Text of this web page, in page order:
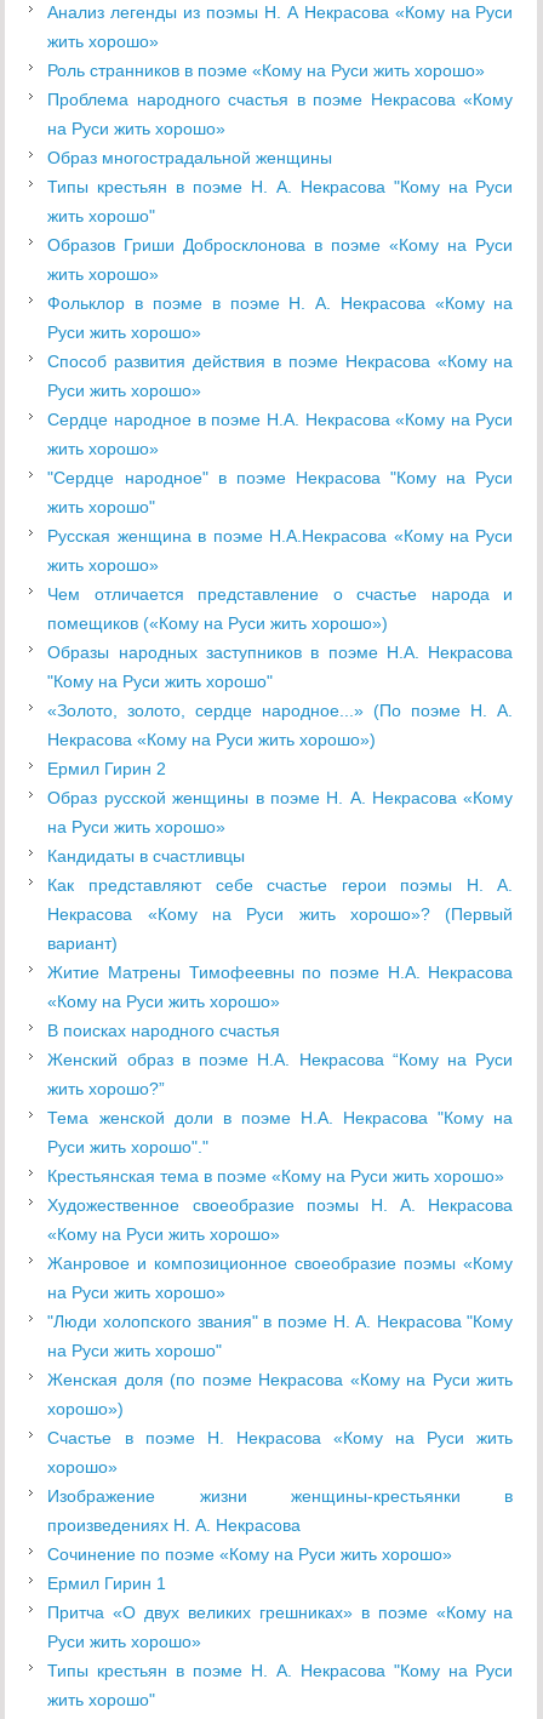
Анализ легенды из поэмы Н. А Некрасова «Кому на Руси
жить хорошо»
Роль странников в поэме «Кому на Руси жить хорошо»
Проблема народного счастья в поэме Некрасова «Кому
на Руси жить хорошо»
Образ многоcтрадальной женщины
Типы крестьян в поэме Н. А. Некрасова "Кому на Руси
жить хорошо"
Образов Гриши Добросклонова в поэме «Кому на Руси
жить хорошо»
Фольклор в поэме в поэме Н. А. Некрасова «Кому на
Руси жить хорошо»
Способ развития действия в поэме Некрасова «Кому на
Руси жить хорошо»
Сердце народное в поэме Н.А. Некрасова «Кому на Руси
жить хорошо»
"Сердце народное" в поэме Некрасова "Кому на Руси
жить хорошо"
Русская женщина в поэме Н.А.Некрасова «Кому на Руси
жить хорошо»
Чем отличается представление о счастье народа и
помещиков («Кому на Руси жить хорошо»)
Образы народных заступников в поэме Н.А. Некрасова
"Кому на Руси жить хорошо"
«Золото, золото, сердце народное...» (По поэме Н. А.
Некрасова «Кому на Руси жить хорошо»)
Ермил Гирин 2
Образ русской женщины в поэме Н. А. Некрасова «Кому
на Руси жить хорошо»
Кандидаты в счастливцы
Как представляют себе счастье герои поэмы Н. А.
Некрасова «Кому на Руси жить хорошо»? (Первый
вариант)
Житие Матрены Тимофеевны по поэме Н.А. Некрасова
«Кому на Руси жить хорошо»
В поисках народного счастья
Женский образ в поэме Н.А. Некрасова “Кому на Руси
жить хорошо?”
Тема женской доли в поэме Н.А. Некрасова "Кому на
Руси жить хорошо"."
Крестьянская тема в поэме «Кому на Руси жить хорошо»
Художественное своеобразие поэмы Н. А. Некрасова
«Кому на Руси жить хорошо»
Жанровое и композиционное своеобразие поэмы «Кому
на Руси жить хорошо»
"Люди холопского звания" в поэме Н. А. Некрасова "Кому
на Руси жить хорошо"
Женская доля (по поэме Некрасова «Кому на Руси жить
хорошо»)
Счастье в поэме Н. Некрасова «Кому на Руси жить
хорошо»
Изображение жизни женщины-крестьянки в
произведениях Н. А. Некрасова
Сочинение по поэме «Кому на Руси жить хорошо»
Ермил Гирин 1
Притча «О двух великих грешниках» в поэме «Кому на
Руси жить хорошо»
Типы крестьян в поэме Н. А. Некрасова "Кому на Руси
жить хорошо"